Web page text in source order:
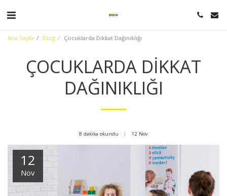
Ana Sayfa Blog Çocuklarda Dikkat Dağınıklığı
ÇOCUKLARDA DIKKAT
DAĞINIKLIĞI
8 dakika okundu 12 Nov
12
Nov